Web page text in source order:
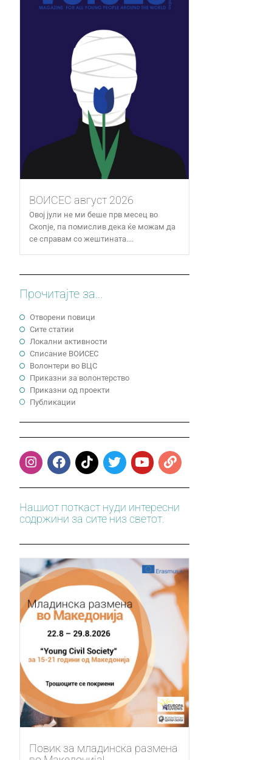
ВОИСЕС август 2026
Овој јули не ми беше прв месец во
Скопје, па помислив дека ќе можам да
се справам со жештината....
Прочитајте за...
Отворени повици
Сите статии
Локални активности
Cписание ВОИСЕС
Волонтери во ВЦС
Приказни за волонтерство
Приказни од проекти
Публикации
Нашиот поткаст нуди интересни
содржини за сите низ светот.
Повик за младинска размена